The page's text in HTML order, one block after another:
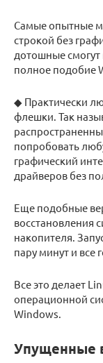
Самые опытные
строкой без
дотошные смогут
полное подобие
◆ Практически
флешки. Так
попробовать
графический
драйверов без
Еще подобные
восстановления
накопителя.
пару минут и все
Все это делает
операционной
Windows.
Упущенные